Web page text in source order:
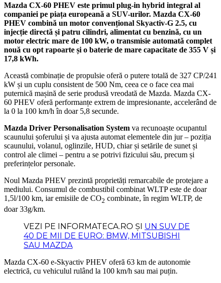
Mazda CX-60 PHEV este primul plug-in hybrid integral al
companiei pe piața europeană a SUV-urilor. Mazda CX-60
PHEV combină un motor convențional Skyactiv-G 2.5, cu
injecție directă și patru cilindri, alimentat cu benzină, cu un
motor electric mare de 100 kW, o transmisie automată complet
nouă cu opt rapoarte și o baterie de mare capacitate de 355 V și
17,8 kWh.
Această combinație de propulsie oferă o putere totală de 327 CP/241
kW și un cuplu consistent de 500 Nm, ceea ce o face cea mai
puternică mașină de serie produsă vreodată de Mazda. Mazda CX-
60 PHEV oferă performanțe extrem de impresionante, accelerând de
la 0 la 100 km/h în doar 5,8 secunde.
Mazda Driver Personalisation System va recunoaște ocupantul
scaunului șoferului și va ajusta automat elementele din jur – poziția
scaunului, volanul, oglinzile, HUD, chiar și setările de sunet și
control ale climei – pentru a se potrivi fizicului său, precum și
preferințelor personale.
Noul Mazda PHEV prezintă proprietăți remarcabile de protejare a
mediului. Consumul de combustibil combinat WLTP este de doar
1,5l/100 km, iar emisiile de CO2 combinate, în regim WLTP, de
doar 33g/km.
VEZI PE INFORMATECA.RO ȘI UN SUV DE
40 DE MII DE EURO: BMW, MITSUBISHI
SAU MAZDA
Mazda CX-60 e-Skyactiv PHEV oferă 63 km de autonomie
electrică, cu vehiculul rulând la 100 km/h sau mai puțin.